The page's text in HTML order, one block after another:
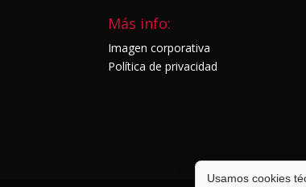
Más info:
Imagen corporativa
Política de privacidad
Usamos cookies